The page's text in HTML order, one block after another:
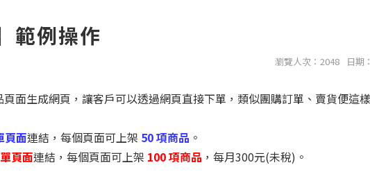
範例操作
瀏覽人次：2048 日期
面生成網頁，讓客戶可以透過網頁直接下單，類似團購訂單、賣貨便這
頁面連結，每個頁面可上架 50 項商品 。
頁面連結，每個頁面可上架 100 項商品 ，每月300元(未稅)。